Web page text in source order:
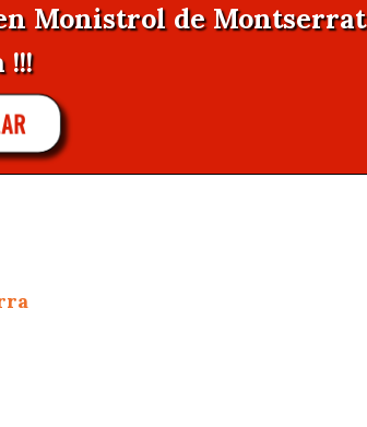
Monistrol de Montserrat
!!!